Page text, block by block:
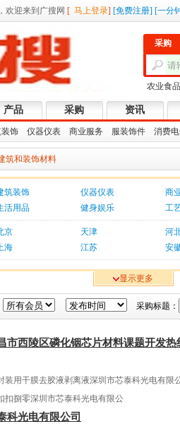
欢迎来到广搜网 [ 马上登录] [免费注册] [一分
采购
农业食品
产品 采购 资讯
饰 仪器仪表 商业服务 服装饰件 消费
筑和装饰材料
筑装饰 仪器仪表
商
活用品 健身娱乐 工
京 天津
河
海 江苏 安
显示更多
采购标题：
市西陵区磷化铟芯片材料课题开发热
装用干膜去胶液剥离液深圳市芯泰科光电有限
扣捌零深圳市芯泰科光电有限公
科光电有限公司